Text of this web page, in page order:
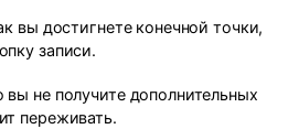
вы достигнете конечной точки,
записи.
не получите дополнительных
переживать.